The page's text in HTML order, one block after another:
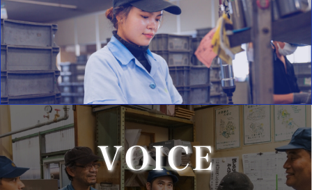
VOICE